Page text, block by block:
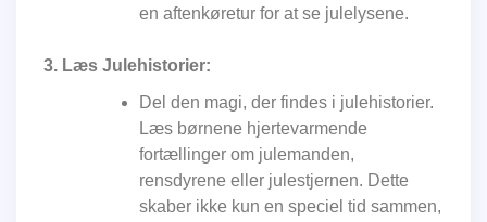
en aftenkøretur for at se julelysene.
3. Læs Julehistorier:
Del den magi, der findes i julehistorier.
Læs børnene hjertevarmende
fortællinger om julemanden,
rensdyrene eller julestjernen. Dette
skaber ikke kun en speciel tid sammen,